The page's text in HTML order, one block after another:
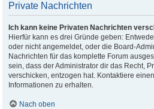
Private Nachrichten
Ich kann keine Privaten Nachrichten
Hierfür kann es drei Gründe geben:
oder nicht angemeldet, oder die Board-
Nachrichten für das komplette Forum
sein, dass der Administrator dir das Recht,
verschicken, entzogen hat. Kontaktiere
Informationen zu erhalten.
Nach oben